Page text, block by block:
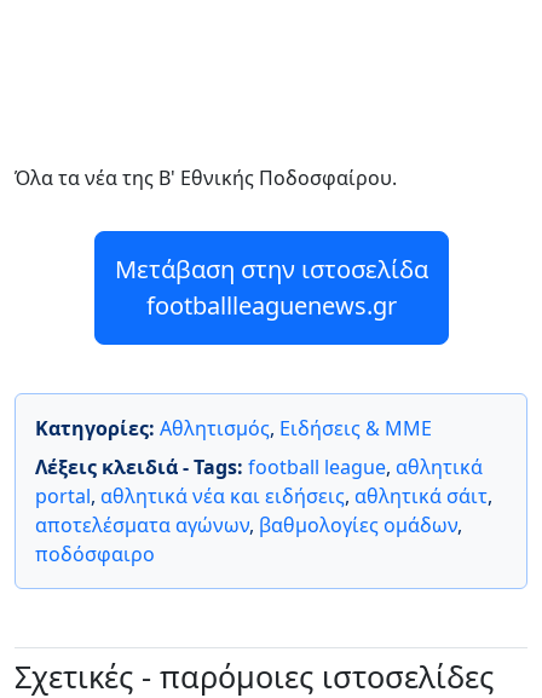
Όλα τα νέα της Β' Εθνικής Ποδοσφαίρου.
Μετάβαση στην ιστοσελίδα
footballleaguenews.gr
Κατηγορίες: Αθλητισμός, Ειδήσεις & ΜΜΕ
Λέξεις κλειδιά - Tags: football league, αθλητικά
portal, αθλητικά νέα και ειδήσεις, αθλητικά σάιτ,
αποτελέσματα αγώνων, βαθμολογίες ομάδων,
ποδόσφαιρο
Σχετικές - παρόμοιες ιστοσελίδες